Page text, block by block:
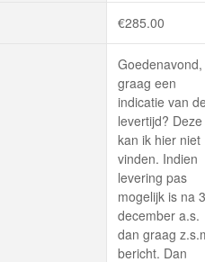
€285.00
Goedenavond,
graag een
indicatie van
levertijd? Deze
kan ik hier niet
vinden. Indien
levering pas
mogelijk is na
december a.s.
dan graag
bericht. Dan